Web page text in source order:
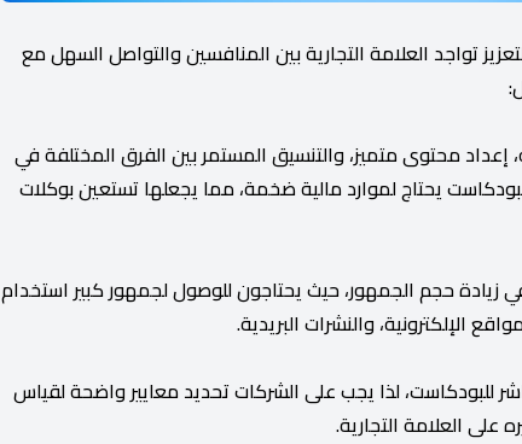
تواجد العلامة التجارية بين المنافسين والتواصل السهل مع
إعداد محتوى متميز، والتنسيق المستمر بين الفرق المختلفة في
أن إنتاج البودكاست يحتاج لموارد مالية ضخمة، مما يجعلها تستعين بوكلات
من العلامات التجارية في زيادة حجم الجمهور، حيث يحتاجون للوصول لجمهور كبير استخدام
الإلكترونية، والنشرات البريدية.
للبودكاست، لذا يجب على الشركات تحديد معايير واضحة لقياس
العلامة التجارية.